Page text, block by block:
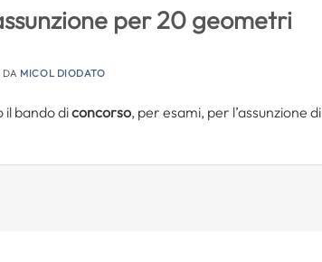
per 20 geometri
DA MICOL DIODATO
il bando diconcorso, per esami, per l’assunzione di